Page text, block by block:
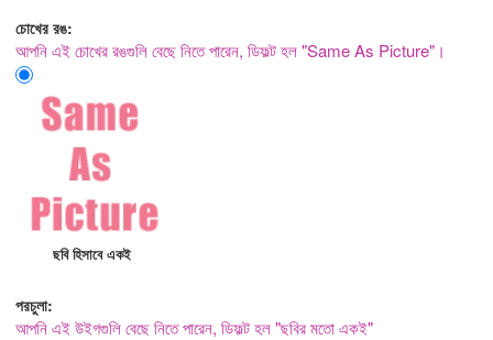
চোখের রঙ:
আপনি এই চোখের রঙগুলি বেছে নিতে পারেন, ডিফল্ট হল "Same As Picture"।
ছবি হিসাবে একই
পরচুলা:
আপনি এই উইগগুলি বেছে নিতে পারেন, ডিফল্ট হল "ছবির মতো একই"